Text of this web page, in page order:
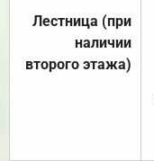
Лестница (при
наличии
второго этажа)